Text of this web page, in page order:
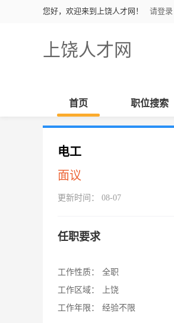
您好，欢迎来到上饶人才网！ 请登录
上饶人才网
首页 职位搜索
电工
面议
更新时间： 08-07
任职要求
工作性质：
全职
工作区域：
上饶
工作年限：
经验不限